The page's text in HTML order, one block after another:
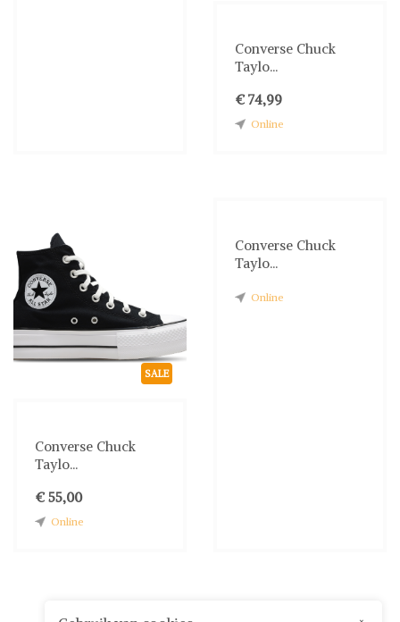
Converse Chuck
Taylo...
€ 74,99
Online
SALE
Converse Chuck
Taylo...
€ 55,00
Online
Converse Chuck
Taylo...
Online